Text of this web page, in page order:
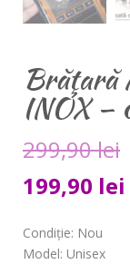
Brăţară
INOX –
299,90lei
199,90 lei
Condiţie: Nou
Model: Unisex